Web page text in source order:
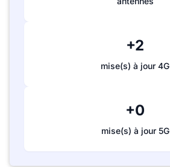
+2
mise(s) à jour 4G
+0
mise(s) à jour 5G